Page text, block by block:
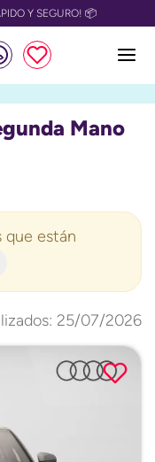
descuento📅
Mano
que están
25/07/2026